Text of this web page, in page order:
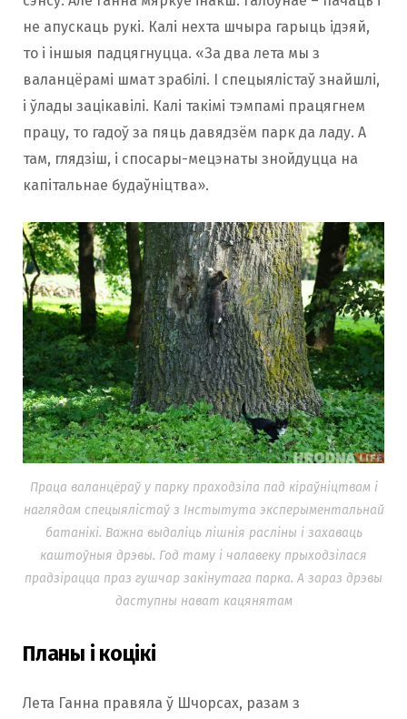
не апускаць рукі. Калі нехта шчыра гарыць ідэяй,
то і іншыя падцягнуцца. «За два лета мы з
валанцёрамі шмат зрабілі. І спецыялістаў знайшлі,
і ўлады зацікавілі. Калі такімі тэмпамі працягнем
працу, то гадоў за пяць давядзём парк да ладу. А
там, глядзіш, і спосары-мецэнаты знойдуцца на
капітальнае будаўніцтва».
Праца валанцёраў у парку праходзіла пад кіраўніцтвам і
наглядам спецыялістаў з Інстытута эксперыментальнай
батанікі. Важна выдаліць лішнія расліны і захаваць
каштоўныя дрэвы. Год таму і чалавеку прыходзілася
прадзірацца праз гушчар закінутага парка. А зараз дрэвы
даступны нават кацянятам
Планы і коцікі
Лета Ганна правяла ў Шчорсах, разам з